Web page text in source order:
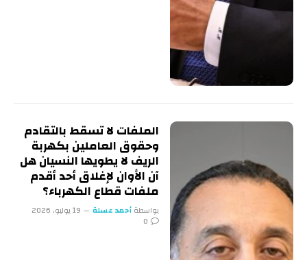
الملفات لا تسقط بالتقادم
وحقوق العاملين بكهربة
الريف لا يطويها النسيان هل
آن الأوان لإغلاق أحد أقدم
ملفات قطاع الكهرباء؟
بواسطة أحمد عسلة
19 يوليو، 2026
0